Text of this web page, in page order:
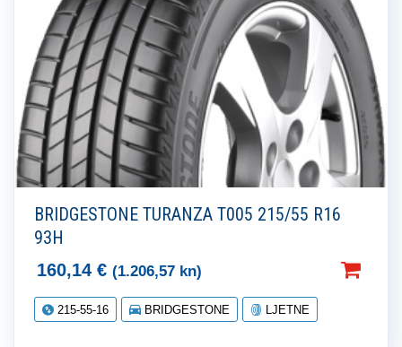
BRIDGESTONE TURANZA T005 215/55 R16
93H
160,14 € (1.206,57 kn)
215-55-16 BRIDGESTONE LJETNE